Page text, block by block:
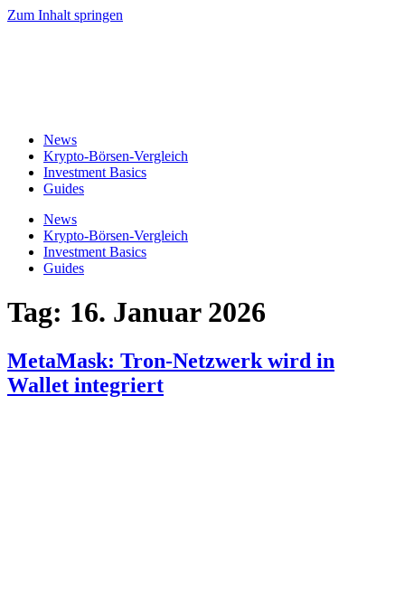
Zum Inhalt springen
News
Krypto-Börsen-Vergleich
Investment Basics
Guides
News
Krypto-Börsen-Vergleich
Investment Basics
Guides
Tag: 16. Januar 2026
MetaMask: Tron-Netzwerk wird in
Wallet integriert